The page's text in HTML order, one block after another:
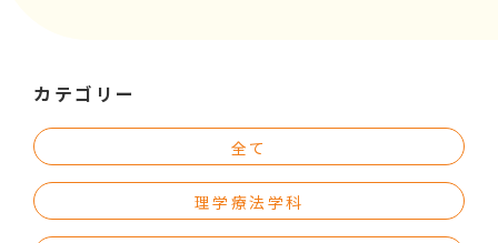
カテゴリー
全て
理学療法学科